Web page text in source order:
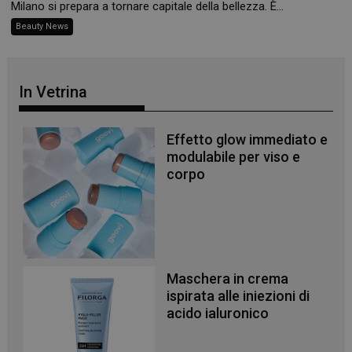
Milano si prepara a tornare capitale della bellezza. È...
Beauty News
In Vetrina
Effetto glow immediato e
modulabile per viso e
corpo
Maschera in crema
ispirata alle iniezioni di
acido ialuronico
_ga
Google LLC
.panoramacosmetico.it
1 anno 1